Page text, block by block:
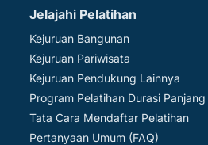
Jelajahi Pelatihan
Kejuruan Bangunan
Kejuruan Pariwisata
Kejuruan Pendukung Lainnya
Program Pelatihan Durasi Panjang
Tata Cara Mendaftar Pelatihan
Pertanyaan Umum (FAQ)